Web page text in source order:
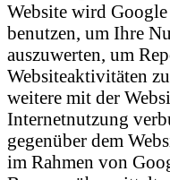
Website wird
benutzen, um Ihre
auszuwerten, um
Websiteaktivitäten
weitere mit der
Internetnutzung
gegenüber dem
im Rahmen von